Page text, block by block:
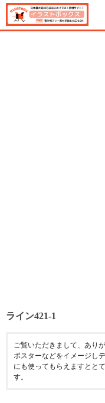
ライン421-1
ご覧いただきまして、あり
ポスターなどをイメージし
にも使ってもらえますとと
す。